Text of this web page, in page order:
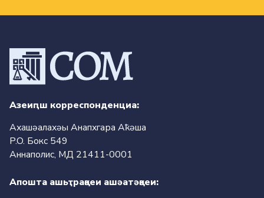
Азеиԥш корреспонденциа:
Ахашәалахәы Анапхгара Аҟәша
P.O. Бокс 549
Аннаполис, МД 21411-0001
Апошта ашьҭрақәеи ашәатәқәеи: